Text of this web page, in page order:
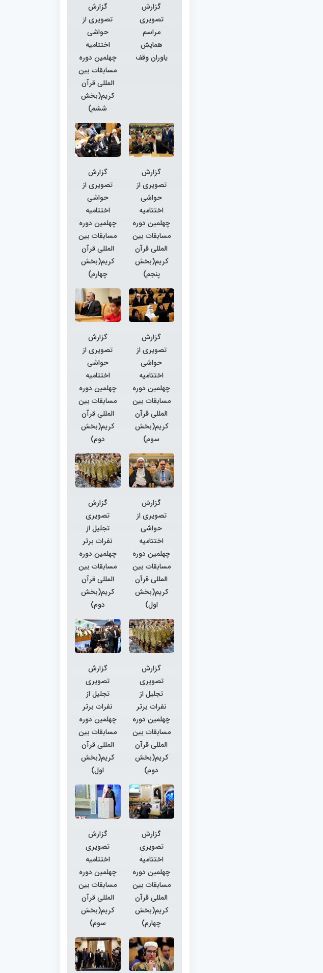
گزارش
تصویری
مراسم
همایش
یاوران وقف
گزارش
تصویری از
حواشی
اختتامیه
چهلمین دوره
مسابقات بین
المللی قرآن
کریم(بخش
ششم)
گزارش
تصویری از
حواشی
اختتامیه
چهلمین دوره
مسابقات بین
المللی قرآن
کریم(بخش
پنجم)
گزارش
تصویری از
حواشی
اختتامیه
چهلمین دوره
مسابقات بین
المللی قرآن
کریم(بخش
چهارم)
گزارش
تصویری از
حواشی
اختتامیه
چهلمین دوره
مسابقات بین
المللی قرآن
کریم(بخش
سوم)
گزارش
تصویری از
حواشی
اختتامیه
چهلمین دوره
مسابقات بین
المللی قرآن
کریم(بخش
دوم)
گزارش
تصویری از
حواشی
اختتامیه
چهلمین دوره
مسابقات بین
المللی قرآن
کریم(بخش
اول)
گزارش
تصویری
تجلیل از
نفرات برتر
چهلمین دوره
مسابقات بین
المللی قرآن
کریم(بخش
دوم)
گزارش
تصویری
تجلیل از
نفرات برتر
چهلمین دوره
مسابقات بین
المللی قرآن
کریم(بخش
دوم)
گزارش
تصویری
تجلیل از
نفرات برتر
چهلمین دوره
مسابقات بین
المللی قرآن
کریم(بخش
اول)
گزارش
تصویری
اختتامیه
چهلمین دوره
مسابقات بین
المللی قرآن
کریم(بخش
چهارم)
گزارش
تصویری
اختتامیه
چهلمین دوره
مسابقات بین
المللی قرآن
کریم(بخش
سوم)